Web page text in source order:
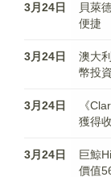
3月24日
貝萊
便捷
3月24日
澳大
幣投
3月24日
《
獲得
3月24日
巨鯨
價值